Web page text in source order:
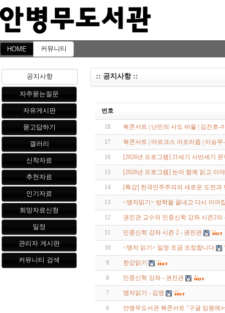
HOME 커뮤니티
공지사항
자주묻는질문
자유게시판
묻고답하기
갤러리
신착자료
추천자료
인기자료
희망자료신청
일정
관리자 게시판
커뮤니티 검색
:: 공지사항 ::
번호
18 북콘서트 | 난민의 사도 바울 | 김진호-
17 북콘서트 | 마르크스 아포리즘 | 이승
16 [2026년 프로그램] 21세기 사반세기
15 [2026년 프로그램] 논어 함께 읽고 이
14 [특강] 한국민주주의의 새로운 도전
13 <맹자읽기> 방학을 끝내고 다시 이어
12 권진관 교수의 민중신학 강좌 시즌2
11 민중신학 강좌 시즌 2 - 권진관
10 <맹자 읽기> 일정 조금 조정합니다
9 한강읽기
8 민중신학 강좌 - 권진관
7 맹자읽기 - 김영
6 안병무도서관 북콘서트 "구글 임원에